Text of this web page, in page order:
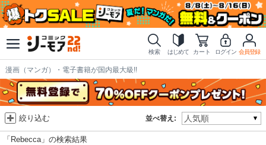
検索 はじめて カート ログイン 会員登録
漫画（マンガ）・電子書籍が国内最大級!!
並べ替え:
絞り込む
「Rebecca」の検索結果